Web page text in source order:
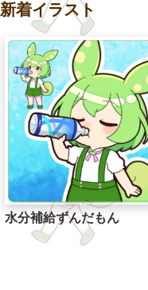
新着イラスト
水分補給ずんだもん